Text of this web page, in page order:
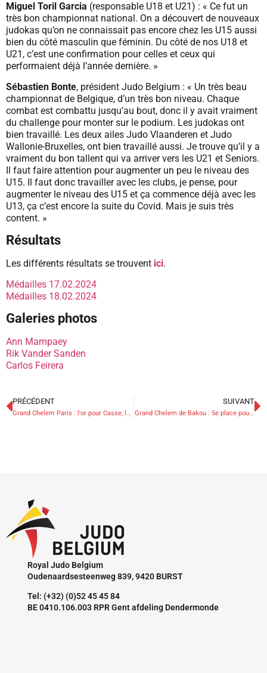
Miguel Toril Garcia (responsable U18 et U21) : « Ce fut un
très bon championnat national. On a découvert de nouveaux
judokas qu’on ne connaissait pas encore chez les U15 aussi
bien du côté masculin que féminin. Du côté de nos U18 et
U21, c’est une confirmation pour celles et ceux qui
performaient déjà l’année dernière. »
Sébastien Bonte, président Judo Belgium : « Un très beau
championnat de Belgique, d’un très bon niveau. Chaque
combat est combattu jusqu’au bout, donc il y avait vraiment
du challenge pour monter sur le podium. Les judokas ont
bien travaillé. Les deux ailes Judo Vlaanderen et Judo
Wallonie-Bruxelles, ont bien travaillé aussi. Je trouve qu’il y a
vraiment du bon tallent qui va arriver vers les U21 et Seniors.
Il faut faire attention pour augmenter un peu le niveau des
U15. Il faut donc travailler avec les clubs, je pense, pour
augmenter le niveau des U15 et ça commence déjà avec les
U13, ça c’est encore la suite du Covid. Mais je suis très
content. »
Résultats
Les différents résultats se trouvent ici.
Médailles 17.02.2024
Médailles 18.02.2024
Galeries photos
Ann Mampaey
Rik Vander Sanden
Carlos Feirera
PRÉCÉDENT
Grand Chelem Paris : l'or pour Casse, la 7e place pour Chouchi
SUIVANT
Grand Chelem de Bakou : 5e place pour Petit
Royal Judo Belgium
Oudenaardsesteenweg 839, 9420 BURST
Tel: (+32) (0)52 45 45 84
BE 0410.106.003 RPR Gent afdeling Dendermonde